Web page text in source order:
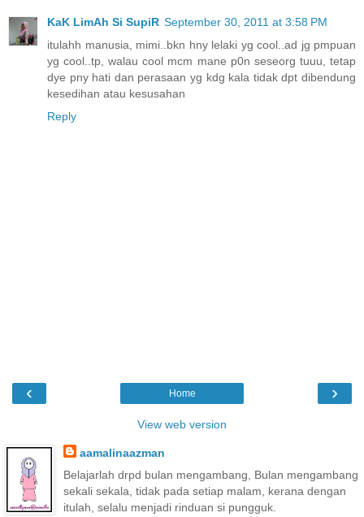
KaK LimAh Si SupiR September 30, 2011 at 3:58 PM
itulahh manusia, mimi..bkn hny lelaki yg cool..ad jg pmpuan
yg cool..tp, walau cool mcm mane p0n seseorg tuuu, tetap
dye pny hati dan perasaan yg kdg kala tidak dpt dibendung
kesedihan atau kesusahan
Reply
‹ ›
Home
View web version
aamalinaazman
Belajarlah drpd bulan mengambang, Bulan mengambang
sekali sekala, tidak pada setiap malam, kerana dengan
itulah, selalu menjadi rinduan si pungguk.